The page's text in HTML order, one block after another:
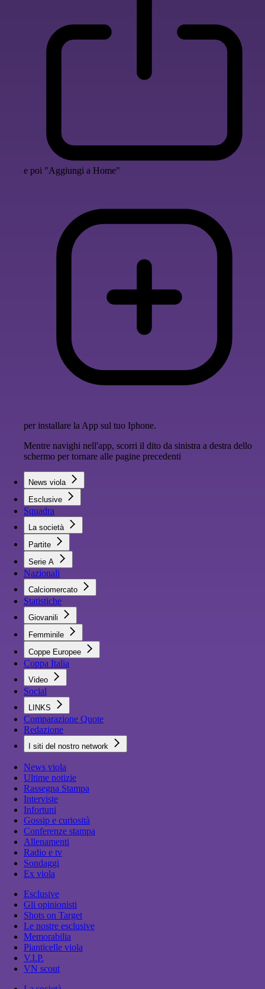
e poi "Aggiungi a Home"
per installare la App sul tuo Iphone.
Mentre navighi nell'app, scorri il dito da sinistra a destra dello
schermo per tornare alle pagine precedenti
News viola
Esclusive
Squadra
La società
Partite
Serie A
Nazionali
Calciomercato
Statistiche
Giovanili
Femminile
Coppe Europee
Coppa Italia
Video
Social
LINKS
Comparazione Quote
Redazione
I siti del nostro network
News viola
Ultime notizie
Rassegna Stampa
Interviste
Infortuni
Gossip e curiosità
Conferenze stampa
Allenamenti
Radio e tv
Sondaggi
Ex viola
Esclusive
Gli opinionisti
Shots on Target
Le nostre esclusive
Memorabilia
Pianticelle viola
V.I.P.
VN scout